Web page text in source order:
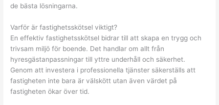
de bästa lösningarna.
Varför är fastighetsskötsel viktigt?
En effektiv fastighetsskötsel bidrar till att skapa en trygg och
trivsam miljö för boende. Det handlar om allt från
hyresgästanpassningar till yttre underhåll och säkerhet.
Genom att investera i professionella tjänster säkerställs att
fastigheten inte bara är välskött utan även värdet på
fastigheten ökar över tid.